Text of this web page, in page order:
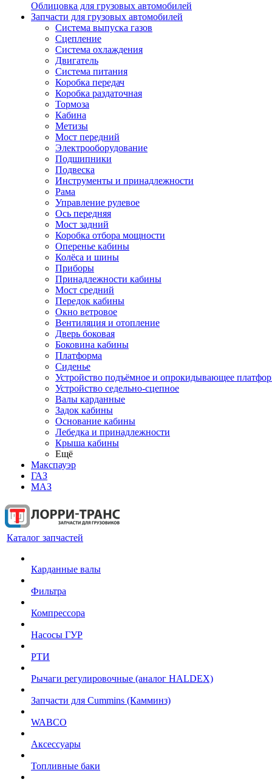
Облицовка для грузовых автомобилей
Запчасти для грузовых автомобилей
Система выпуска газов
Сцепление
Система охлаждения
Двигатель
Система питания
Коробка передач
Коробка раздаточная
Тормоза
Кабина
Метизы
Мост передний
Электрооборудование
Подшипники
Подвеска
Инструменты и принадлежности
Рама
Управление рулевое
Ось передняя
Мост задний
Коробка отбора мощности
Оперенье кабины
Колёса и шины
Приборы
Принадлежности кабины
Мост средний
Передок кабины
Окно ветровое
Вентиляция и отопление
Дверь боковая
Боковина кабины
Платформа
Сиденье
Устройство подъёмное и опрокидывающее
Устройство седельно-сцепное
Валы карданные
Задок кабины
Основание кабины
Лебедка и принадлежности
Крыша кабины
Ещё
Макспауэр
ГАЗ
МАЗ
Каталог запчастей
Карданные валы
Фильтра
Компрессора
Насосы ГУР
РТИ
Рычаги регулировочные (аналог HALDEX)
Запчасти для Cummins (Камминз)
WABCO
Аксессуары
Топливные баки